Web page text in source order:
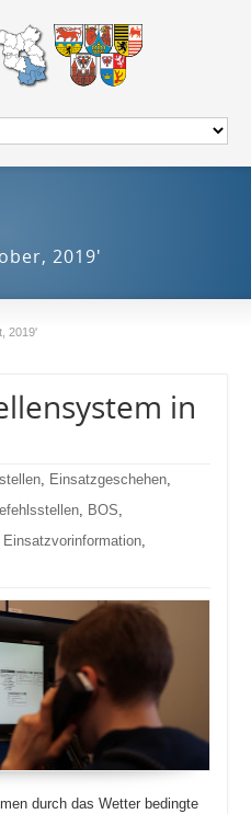
2019'
2019'
in
, Einsatzgeschehen,
, BOS,
Einsatzvorinformation,
durch das Wetter bedingte